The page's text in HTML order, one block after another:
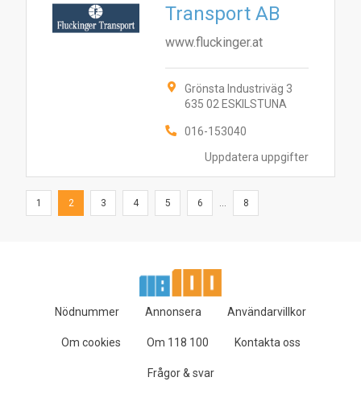
Uppdatera uppgifter
Transport AB
www.fluckinger.at
Grönsta Industriväg 3
635 02 ESKILSTUNA
016-153040
1 2 3 4 5 6 ... 8
Nödnummer Annonsera Användarvillkor
Om cookies Om 118 100 Kontakta oss
Frågor & svar